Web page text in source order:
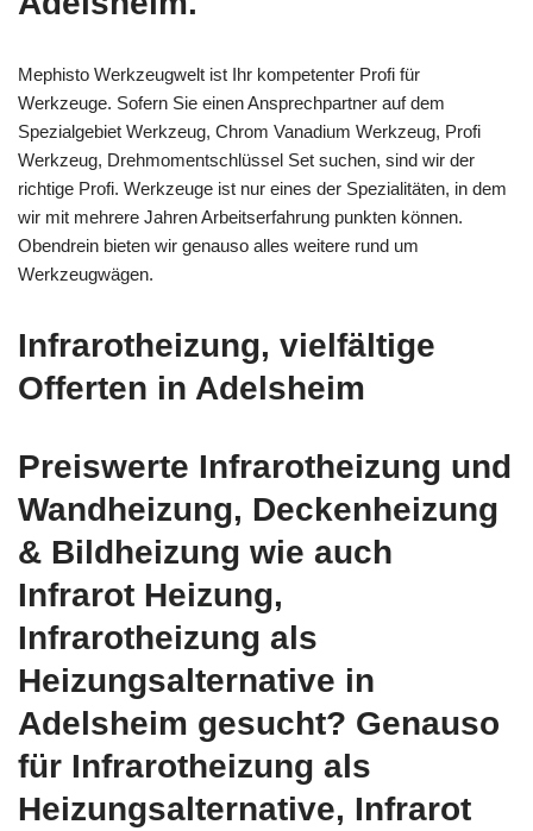
Mephisto Werkzeugwelt ist Ihr kompetenter Profi für
Werkzeuge. Sofern Sie einen Ansprechpartner auf dem
Spezialgebiet Werkzeug, Chrom Vanadium Werkzeug, Profi
Werkzeug, Drehmomentschlüssel Set suchen, sind wir der
richtige Profi. Werkzeuge ist nur eines der Spezialitäten, in dem
wir mit mehrere Jahren Arbeitserfahrung punkten können.
Obendrein bieten wir genauso alles weitere rund um
Werkzeugwägen.
Infrarotheizung, vielfältige
Offerten in Adelsheim
Preiswerte Infrarotheizung und
Wandheizung, Deckenheizung
& Bildheizung wie auch
Infrarot Heizung,
Infrarotheizung als
Heizungsalternative in
Adelsheim gesucht? Genauso
für Infrarotheizung als
Heizungsalternative, Infrarot